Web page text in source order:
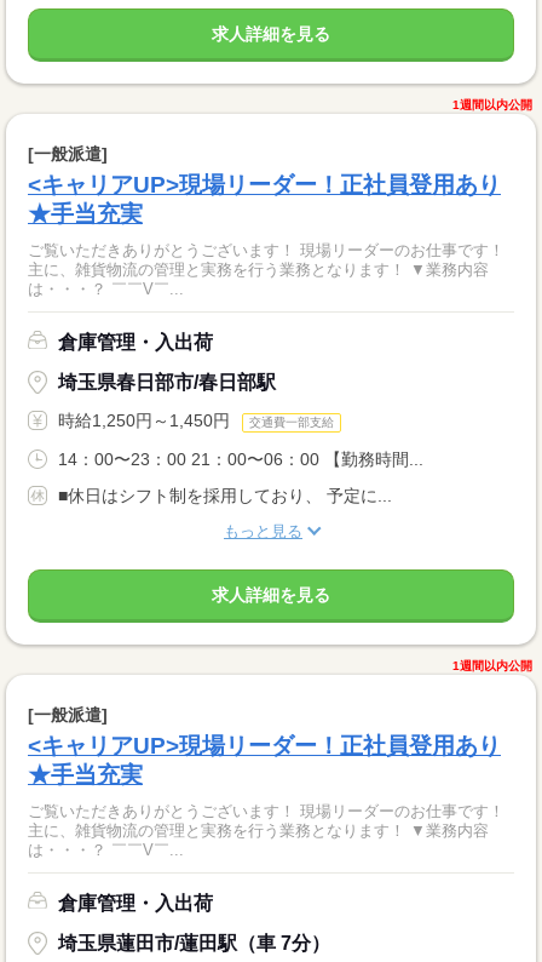
求人詳細を見る
1週間以内公開
[一般派遣]
<キャリアUP>現場リーダー！正社員登用あり
★手当充実
ご覧いただきありがとうございます！ 現場リーダーのお仕事です！
主に、雑貨物流の管理と実務を行う業務となります！ ▼業務内容
は・・・？ ￣￣V￣...
倉庫管理・入出荷
埼玉県春日部市/春日部駅
時給1,250円～1,450円 交通費一部支給
14：00〜23：00 21：00〜06：00 【勤務時間...
■休日はシフト制を採用しており、 予定に...
もっと見る
求人詳細を見る
1週間以内公開
[一般派遣]
<キャリアUP>現場リーダー！正社員登用あり
★手当充実
ご覧いただきありがとうございます！ 現場リーダーのお仕事です！
主に、雑貨物流の管理と実務を行う業務となります！ ▼業務内容
は・・・？ ￣￣V￣...
倉庫管理・入出荷
埼玉県蓮田市/蓮田駅（車 7分）